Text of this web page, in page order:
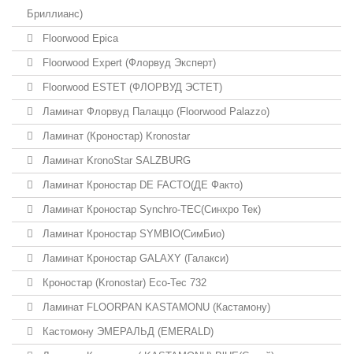
Бриллианс)
Floorwood Epica
Floorwood Expert (Флорвуд Эксперт)
Floorwood ESTET (ФЛОРВУД ЭСТЕТ)
Ламинат Флорвуд Палаццо (Floorwood Palazzo)
Ламинат (Кроностар) Kronostar
Ламинат KronoStar SALZBURG
Ламинат Кроностар DE FACTO(ДЕ Факто)
Ламинат Кроностар Synchro-TEC(Синхро Тек)
Ламинат Кроностар SYMBIO(СимБио)
Ламинат Кроностар GALAXY (Галакси)
Кроностар (Kronostar) Eco-Tec 732
Ламинат FLOORPAN KASTAMONU (Кастамону)
Кастомону ЭМЕРАЛЬД (EMERALD)